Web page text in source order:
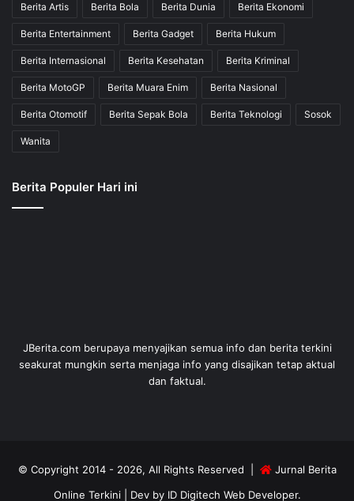
Berita Artis Berita Bola Berita Dunia Berita Ekonomi
Berita Entertainment Berita Gadget Berita Hukum
Berita Internasional Berita Kesehatan Berita Kriminal
Berita MotoGP Berita Muara Enim Berita Nasional
Berita Otomotif Berita Sepak Bola Berita Teknologi Sosok
Wanita
Berita Populer Hari ini
JBerita.com berupaya menyajikan semua info dan berita terkini
seakurat mungkin serta menjaga info yang disajikan tetap aktual
dan faktual.
© Copyright 2014 - 2026, All Rights Reserved |
Jurnal Berita
Online Terkini| Dev by ID Digitech Web Developer.